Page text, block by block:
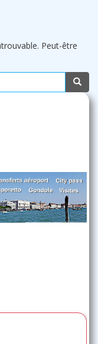
Peut-être